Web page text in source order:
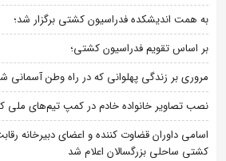
به همت اندیشکده فدراسیون کشتی برگزار شد؛
بر اساس تقویم فدراسیون کشتی؛
مروری بر زندگی پهلوانی که در راه وطن آسمانی
نصب تصاویر خانواده خادم در کمپ تیم‌های ملی
اسامی داوران قضاوت کننده و اعضای دبیرخانه
کشتی ساحلی بزرگسالان اعلام شد